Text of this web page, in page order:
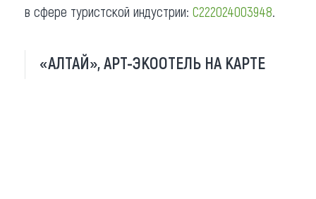
в сфере туристской индустрии: С222024003948.
«АЛТАЙ», АРТ-ЭКООТЕЛЬ НА КАРТЕ